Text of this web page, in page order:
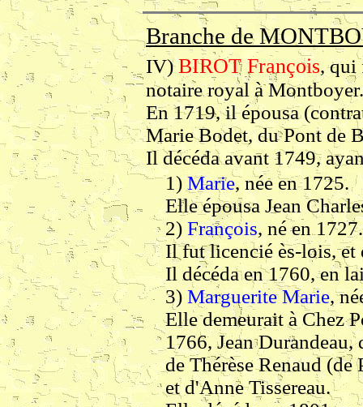
Branche de
IV)BIROT François, qui
notaire royal à Montboyer.
En 1719, il épousa
Marie Bodet, du Pont de
Il décéda avant 1749,
1) Marie, née en 1725.
Elle épousa Jean
2) François, né en 1727.
Il fut licencié ès-lois, et
Il décéda en 1760, en
3) Marguerite Marie,
Elle demeurait à Chez
1766, Jean
de Thérèse Renaud
et d'Anne Tissereau.